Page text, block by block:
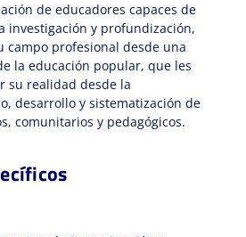
de educadores capaces de
investigación y profundización,
campo profesional desde una
la educación popular, que les
su realidad desde la
desarrollo y sistematización de
comunitarios y pedagógicos.